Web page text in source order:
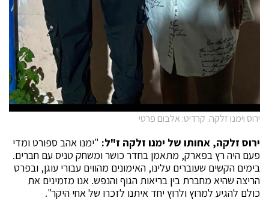
ירוס וימנו זלקה. קרדיט: אלבום פרטי
ירוס זלקה, אחותו של ימנו זלקה ז"ל: "ימנו אהב ספורט ומדי
פעם היה רץ בפארק, מתאמן בחדר כושר ומשחק טניס עם חברים.
בימים הקשים שעוברים עלינו, האימונים מהווים עבורי עוגן, ובפרט
הריצה שהיא מחברת בין בריאות הגוף והנפש. אנו מזמינים את
כולם להגיע למרוץ ולרוץ יחד איתנו לזכרו של אחי היקר".